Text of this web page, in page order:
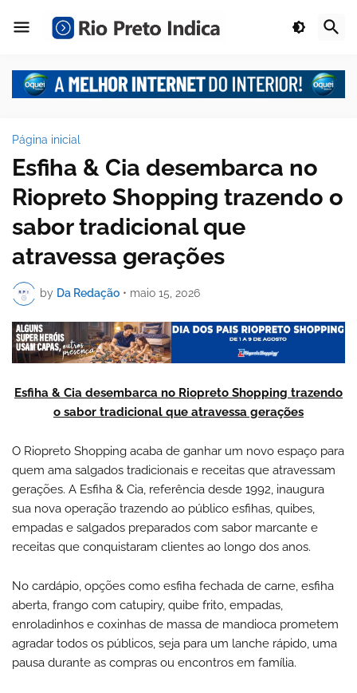
Página inicial
Esfiha & Cia desembarca no
Riopreto Shopping trazendo o
sabor tradicional que
atravessa gerações
by Da Redação • maio 15, 2026
Esfiha & Cia desembarca no Riopreto Shopping trazendo
o sabor tradicional que atravessa gerações
O Riopreto Shopping acaba de ganhar um novo espaço para
quem ama salgados tradicionais e receitas que atravessam
gerações. A Esfiha & Cia, referência desde 1992, inaugura
sua nova operação trazendo ao público esfihas, quibes,
empadas e salgados preparados com sabor marcante e
receitas que conquistaram clientes ao longo dos anos.
No cardápio, opções como esfiha fechada de carne, esfiha
aberta, frango com catupiry, quibe frito, empadas,
enroladinhos e coxinhas de massa de mandioca prometem
agradar todos os públicos, seja para um lanche rápido, uma
pausa durante as compras ou encontros em família.